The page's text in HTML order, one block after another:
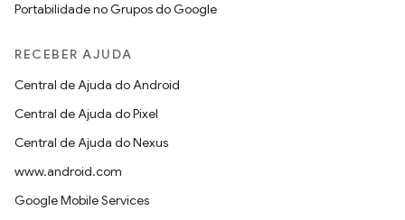
Portabilidade no Grupos do Google
RECEBER AJUDA
Central de Ajuda do Android
Central de Ajuda do Pixel
Central de Ajuda do Nexus
www.android.com
Google Mobile Services